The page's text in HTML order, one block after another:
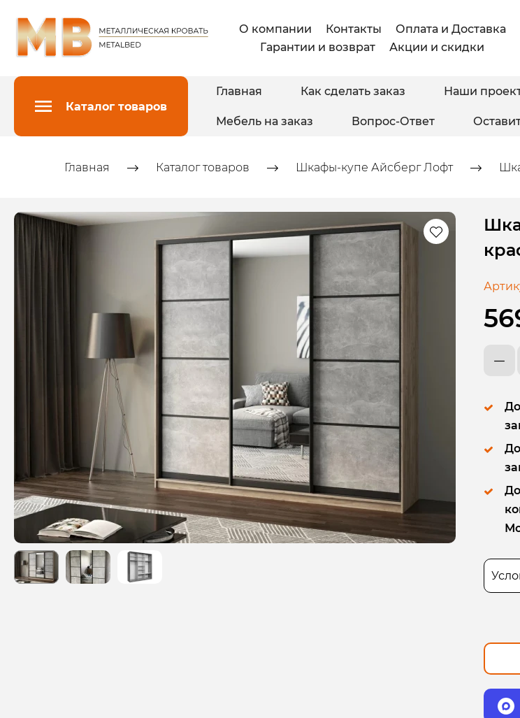
О компании Контакты
Оплата и Доставка
Гарантии и возврат
Акции и скидки
Каталог товаров
Главная Как сделать заказ Наши
Мебель на заказ Вопрос-Ответ
Главная Каталог товаров Шкафы-купе Айсберг Лофт